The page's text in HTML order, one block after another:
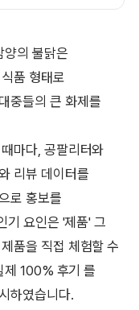
양의 불닭은
품 형태로
중들의 큰 화제를
마다, 공팔리터와
리뷰 데이터를
로 홍보를
기 요인은 '제품' 그
품을 직접 체험할 수
제 100% 후기 를
하였습니다.